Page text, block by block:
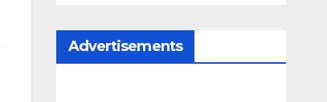
Advertisements